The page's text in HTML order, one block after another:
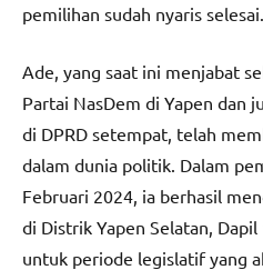
pemilihan sudah nyaris selesai.
Ade, yang saat ini menjabat
Partai NasDem di Yapen dan
di DPRD setempat, telah
dalam dunia politik. Dalam
Februari 2024, ia berhasil
di Distrik Yapen Selatan,
untuk periode legislatif yang